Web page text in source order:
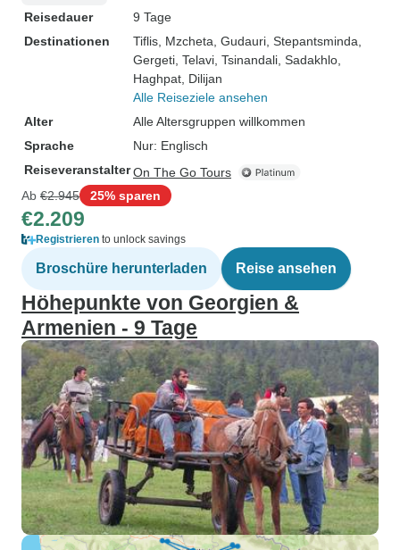
Reisedauer
9 Tage
Destinationen
Tiflis , Mzcheta , Gudauri , Stepantsminda
Gergeti , Telavi , Tsinandali , Sadakhlo
Haghpat , Dilijan
Alle Reiseziele ansehen
Alter
Alle Altersgruppen willkommen
Sprache
Nur: Englisch
ReiseveranstalterOn The Go Tours
Ab €2.945 25% sparen
€2.209
Registrieren to unlock savings
Broschüre herunterladen Reise ansehen
Höhepunkte von Georgien &
Armenien - 9 Tage